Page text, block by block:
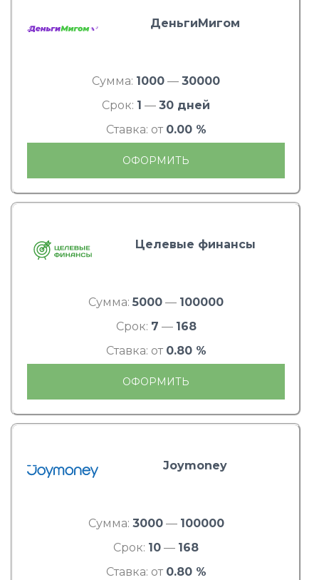
ДеньгиМигом
Сумма: 1000 — 30000
Срок: 1 — 30 дней
Ставка: от 0.00 %
ОФОРМИТЬ
Целевые финансы
Сумма: 5000 — 100000
Срок: 7 — 168
Ставка: от 0.80 %
ОФОРМИТЬ
Joymoney
Сумма: 3000— 100000
Срок: 10 — 168
Ставка: от 0.80 %